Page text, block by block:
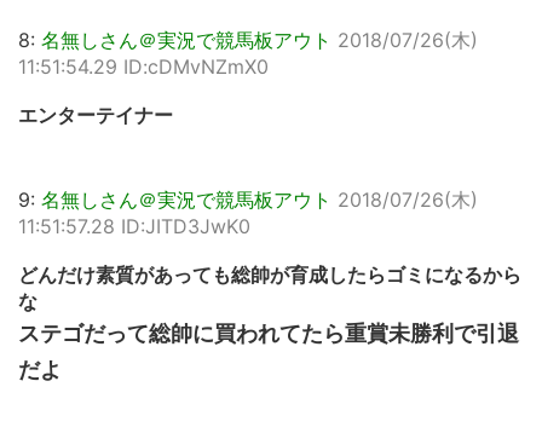
8: 名無しさん＠実況で競馬板アウト 2018/07/26(木)
11:51:54.29 ID:cDMvNZmX0
エンターテイナー
9: 名無しさん＠実況で競馬板アウト 2018/07/26(木)
11:51:57.28 ID:JITD3JwK0
どんだけ素質があっても総帥が育成したらゴミになるから
な
ステゴだって総帥に買われてたら重賞未勝利で引退
だよ